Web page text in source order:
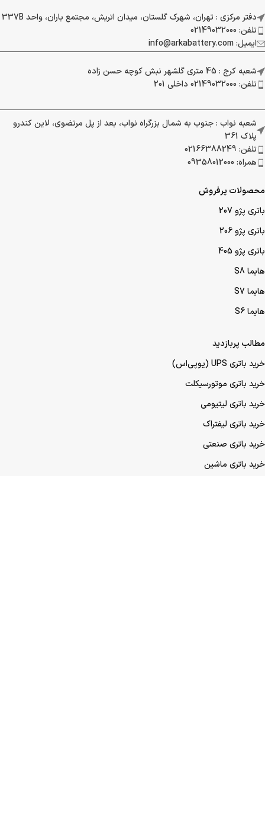
شعبه کرج : 45 متری گلشهر نبش کوچه حسن زاده
تلفن: 02149032000 داخلی 201
شعبه نواب : جنوب به شمال بزرگراه نواب، بعد از پل مرتضوی، لاین کندرو
تلفن: 02166388249
همراه: 09358012000
محصولات پرفروش
باتری پژو 206
باتری پژو 405
هایما S8
هایما S7
هایما S6
مطالب پربازدید
خرید باتری موتورسیکلت
خرید باتری لیتیومی
خرید باتری لیفتراک
خرید باتری صنعتی
خرید باتری ماشین
خرید باتری عمده UPS (یو‌پی‌اس)
خرید باتری عمده موتورسیکلت